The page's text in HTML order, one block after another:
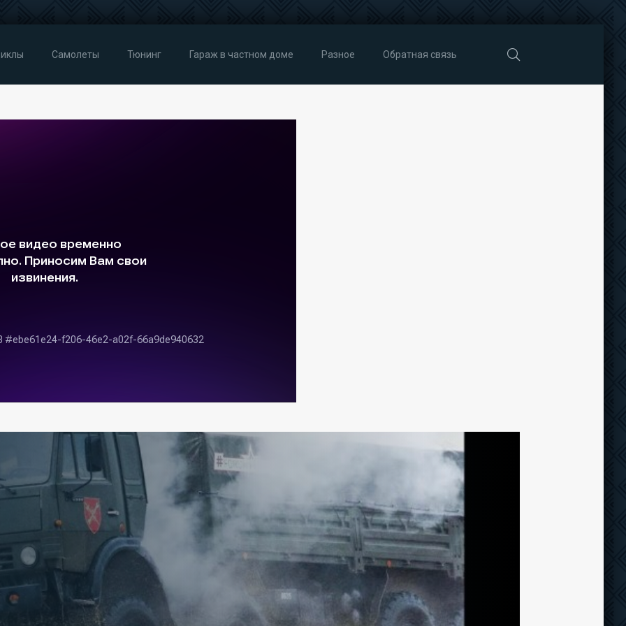
Самолеты Тюнинг Гараж в частном доме Разное Обратная связь